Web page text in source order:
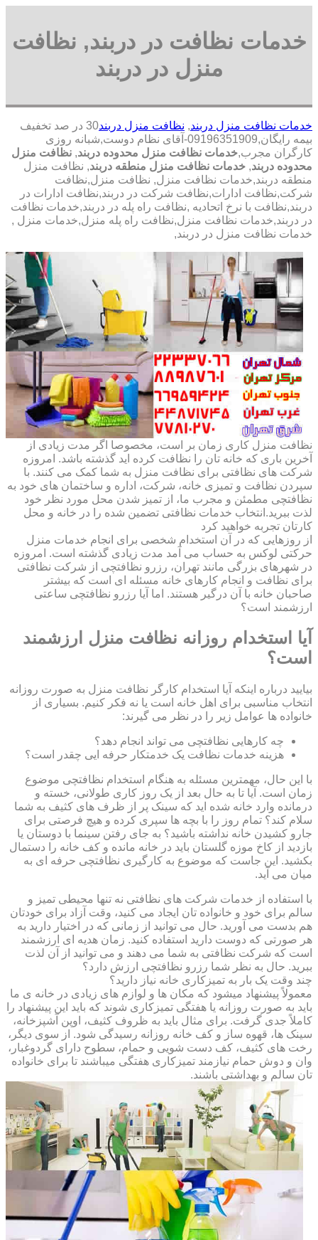
خدمات نظافت در دربند, نظافت
منزل در دربند
خدمات نظافت منزل دربند, نظافت منزل دربند
30 در صد تخفیف
بیمه رایگان,09196351909-آقای نظام دوست,شبانه روزی
کارگران مجرب,خدمات نظافت منزل محدوده دربند, نظافت منزل
محدوده دربند, خدمات نظافت منزل منطقه دربند, نظافت منزل
منطقه دربند,خدمات نظافت منزل, نظافت منزل,نظافت
شرکت,نظافت ادارات,نظافت شرکت در دربند,نظافت ادارات در
دربند,نظافت با نرخ اتحادیه ,نظافت راه پله در دربند,خدمات نظافت
در دربند,خدمات نظافت منزل,نظافت راه پله منزل,خدمات منزل ,
خدمات نظافت منزل در دربند,
نظافت منزل کاری زمان بر است، مخصوصا اگر مدت زیادی از
آخرین باری که خانه تان را نظافت کرده اید گذشته باشد. امروزه
شرکت های نظافتی برای نظافت منزل به شما کمک می کنند. با
سپردن نظافت و تمیزی خانه، شرکت، اداره و ساختمان های خود به
نظافتچی مطمئن و مجرب ما، از تمیز شدن محل مورد نظر خود
لذت ببرید.انتخاب خدمات نظافتی تضمین شده را در خانه و محل
کارتان تجربه خواهید کرد
از روزهایی که در آن استخدام شخصی برای انجام خدمات منزل
حرکتی لوکس به حساب می آمد مدت زیادی گذشته است. امروزه
در شهرهای بزرگی مانند تهران، رزرو نظافتچی از شرکت نظافتی
برای نظافت و انجام کارهای خانه مسئله ای است که بیشتر
صاحبان خانه با آن درگیر هستند. اما آیا رزرو نظافتچی ساعتی
ارزشمند است؟
آیا استخدام روزانه نظافت منزل ارزشمند
است؟
بیایید درباره اینکه آیا استخدام کارگر نظافت منزل به صورت روزانه
انتخاب مناسبی برای اهل خانه است یا نه فکر کنیم. بسیاری از
خانواده ها عوامل زیر را در نظر می گیرند:
چه کارهایی نظافتچی می تواند انجام دهد؟
هزینه خدمات نظافت یک خدمتکار حرفه ایی چقدر است؟
با این حال، مهمترین مسئله به هنگام استخدام نظافتچی موضوع
زمان است. آیا تا به حال بعد از یک روز کاری طولانی، خسته و
درمانده وارد خانه شده اید که سینک پر از ظرف های کثیف به شما
سلام کند؟ تمام روز را با بچه ها سپری کرده و هیچ فرصتی برای
جارو کشیدن خانه نداشته باشید؟ به جای رفتن سینما با دوستان یا
بازدید از کاخ موزه گلستان باید در خانه مانده و کف خانه را دستمال
بکشید. این جاست که موضوع به کارگیری نظافتچی حرفه ای به
میان می آید.
با استفاده از خدمات شرکت های نظافتی نه تنها محیطی تمیز و
سالم برای خود و خانواده تان ایجاد می کنید، وقت آزاد برای خودتان
هم بدست می آورید. حال می توانید از زمانی که در اختیار دارید به
هر صورتی که دوست دارید استفاده کنید. زمان هدیه ای ارزشمند
است که شرکت نظافتی به شما می دهند و می توانید از آن لذت
ببرید. حال به نظر شما رزرو نظافتچی ارزش دارد؟
چند وقت یک بار به تمیزکاری خانه نیاز دارید؟
معمولاً پیشنهاد میشود که مکان ها و لوازم های زیادی در خانه ی ما
باید به صورت روزانه یا هفتگی تمیزکاری شوند که باید این پیشنهاد را
کاملاً جدی گرفت. برای مثال باید به ظروف کثیف، اوپن آشپزخانه،
سینک ها، قهوه ساز و کف خانه روزانه رسیدگی شود. از سوی دیگر،
رخت های کثیف، کف دست شویی و حمام، سطوح دارای گردوغبار،
وان و دوش حمام نیازمند تمیزکاری هفتگی میباشند تا برای خانواده
تان سالم و بهداشتی باشند.